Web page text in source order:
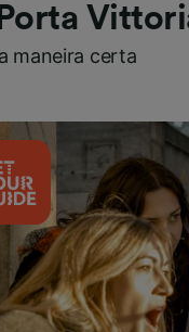
maneira certa